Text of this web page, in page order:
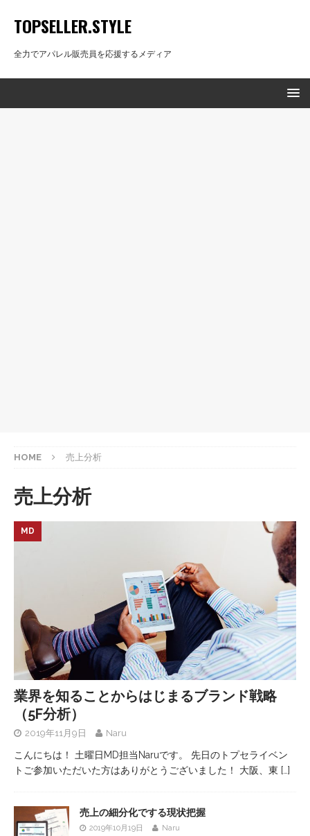
TOPSELLER.STYLE
全力でアパレル販売員を応援するメディア
HOME 売上分析
売上分析
MD
業界を知ることからはじまるブランド戦略
（5F分析）
2019年11月9日 Naru
こんにちは！ 土曜日MD担当Naruです。 先日のトプセライベン
トご参加いただいた方はありがとうございました！ 大阪、東 […]
売上の細分化でする現状把握
2019年10月19日 Naru